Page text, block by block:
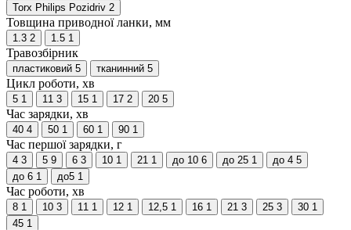
Torx Philips Pozidriv 2
Товщина приводної ланки, мм
1.3 2 1.5 1
Травозбірник
пластиковий 5 тканинний 5
Цикл роботи, хв
5 1 11 3 15 1 17 2 20 5
Час зарядки, хв
40 4 50 1 60 1 90 1
Час першої зарядки, г
4 3 5 9 6 3 10 1 21 1 до 10 6 до 25 1 до 4 5
до 6 1 до5 1
Час роботи, хв
8 1 10 3 11 1 12 1 12,5 1 16 1 21 3 25 3 30 1
45 1